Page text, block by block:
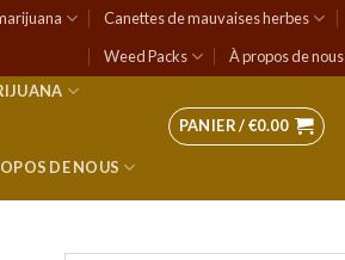
Canettes de mauvaises herbes
Weed Packs
À propos de nous
DE NOUS
PANIER /€0.00